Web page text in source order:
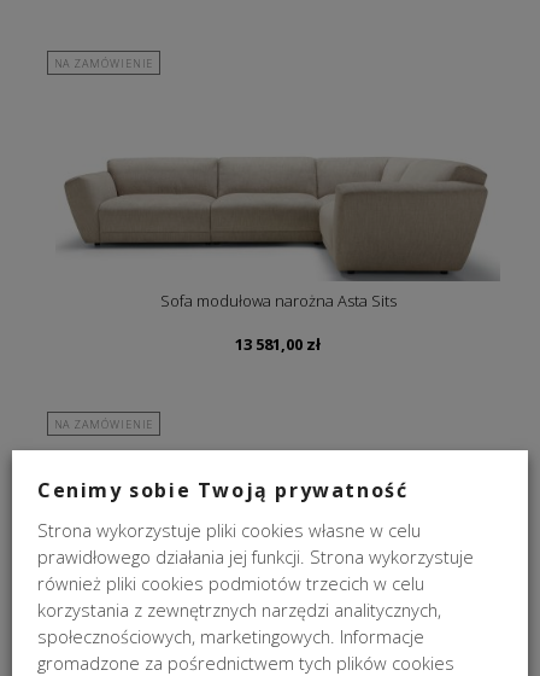
NA ZAMÓWIENIE
Sofa modułowa narożna Asta Sits
13 581,00 zł
NA ZAMÓWIENIE
Sofa modułowa Emma Sits
Cenimy sobie Twoją prywatność
Strona wykorzystuje pliki cookies własne w celu
prawidłowego działania jej funkcji. Strona wykorzystuje
również pliki cookies podmiotów trzecich w celu
korzystania z zewnętrznych narzędzi analitycznych,
społecznościowych, marketingowych. Informacje
gromadzone za pośrednictwem tych plików cookies